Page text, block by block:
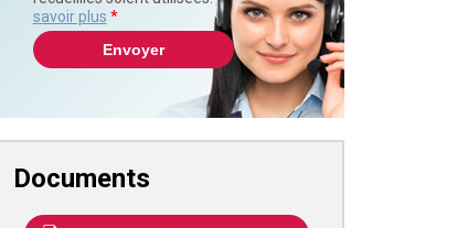
savoir plus *
Documents